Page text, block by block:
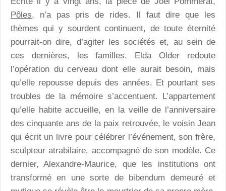
Pôles, n’a pas pris de rides. Il faut dire que les
thèmes qui y sourdent continuent, de toute éternité
pourrait-on dire, d’agiter les sociétés et, au sein de
ces dernières, les familles. Elda Older redoute
l’opération du cerveau dont elle aurait besoin, mais
qu’elle repousse depuis des années. Et pourtant ses
troubles de la mémoire s’accentuent. L’appartement
qu’elle habite accueille, en la veille de l’anniversaire
des cinquante ans de la paix retrouvée, le voisin Jean
qui écrit un livre pour célébrer l’événement, son frère,
sculpteur atrabilaire, accompagné de son modèle. Ce
dernier, Alexandre-Maurice, que les institutions ont
transformé en une sorte de bibendum demeuré et